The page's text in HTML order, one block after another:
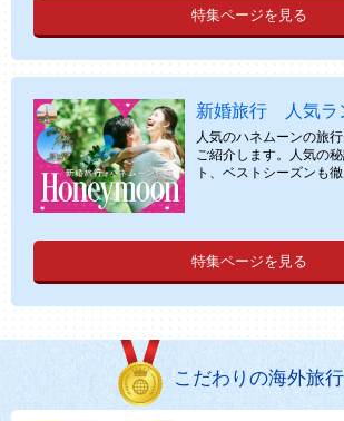
特集ページを見る
新婚旅行 人気ラ
人気のハネムーンの旅
ご紹介します。人気の
ト、ベストシーズンも徹
特集ページを見る
こだわりの海外旅